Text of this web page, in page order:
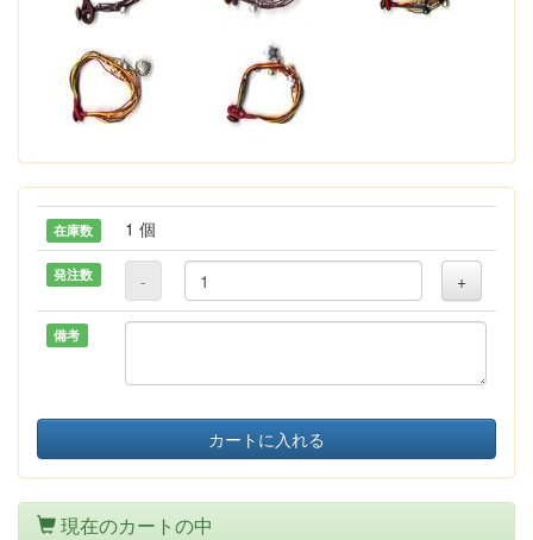
在庫数 1 個
発注数 - +
備考
カートに入れる
現在のカートの中